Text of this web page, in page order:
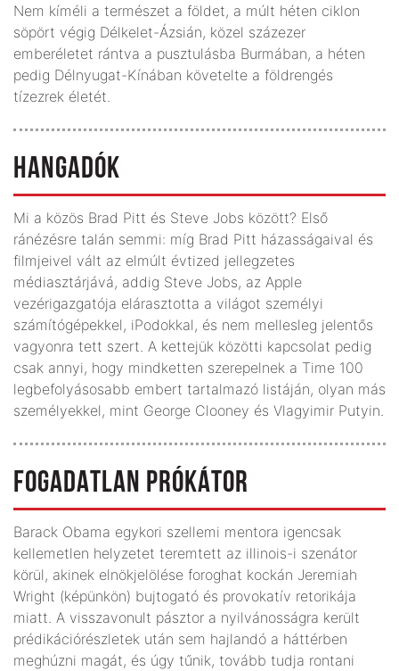
Nem kíméli a természet a földet, a múlt héten ciklon
söpört végig Délkelet-Ázsián, közel százezer
emberéletet rántva a pusztulásba Burmában, a héten
pedig Délnyugat-Kínában követelte a földrengés
tízezrek életét.
HANGADÓK
Mi a közös Brad Pitt és Steve Jobs között? Első
ránézésre talán semmi: míg Brad Pitt házasságaival és
filmjeivel vált az elmúlt évtized jellegzetes
médiasztárjává, addig Steve Jobs, az Apple
vezérigazgatója elárasztotta a világot személyi
számítógépekkel, iPodokkal, és nem mellesleg jelentős
vagyonra tett szert. A kettejük közötti kapcsolat pedig
csak annyi, hogy mindketten szerepelnek a Time 100
legbefolyásosabb embert tartalmazó listáján, olyan más
személyekkel, mint George Clooney és Vlagyimir Putyin.
FOGADATLAN PRÓKÁTOR
Barack Obama egykori szellemi mentora igencsak
kellemetlen helyzetet teremtett az illinois-i szenátor
körül, akinek elnökjelölése foroghat kockán Jeremiah
Wright (képünkön) bujtogató és provokatív retorikája
miatt. A visszavonult pásztor a nyilvánosságra került
prédikációrészletek után sem hajlandó a háttérben
meghúzni magát, és úgy tűnik, tovább tudja rontani